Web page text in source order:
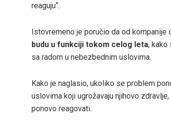
reaguju“.
Istovremeno je poručio da od kompanije
budu u funkciji tokom celog leta, kako
sa radom u nebezbednim uslovima.
Kako je naglasio, ukoliko se problem
uslovima koji ugrožavaju njihovo
ponovo reagovati.